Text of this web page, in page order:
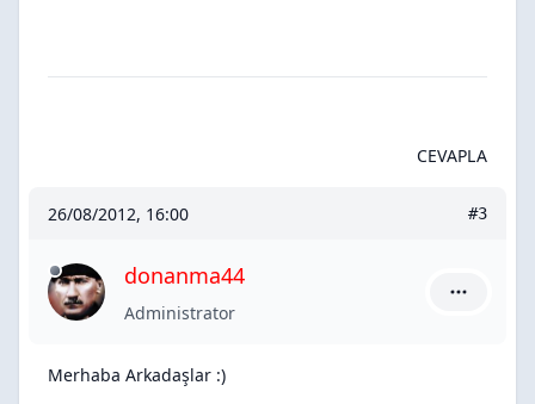
CEVAPLA
26/08/2012, 16:00 #3
donanma44
Administrator
Merhaba Arkadaşlar :)